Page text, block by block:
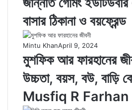
বাসার ঠিকানা ও বয়ফ্রেন্ড
Mintu KhanApril 9, 2024
মুশফিক আর ফারহানের
উচ্চতা, বয়স, বউ, বাড়ি
Musfiq R